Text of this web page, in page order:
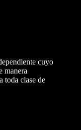
cuyo
manera
toda clase de